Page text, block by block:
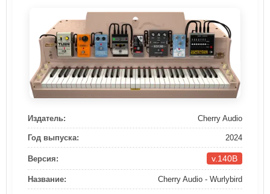
Издатель: Cherry Audio
Год выпуска: 2024
Версия: v.140B
Название: Cherry Audio - Wurlybird